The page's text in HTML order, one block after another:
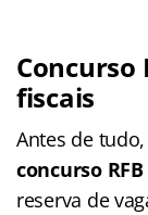
Concurso
fiscais
Antes de
concurso RFB
reserva de